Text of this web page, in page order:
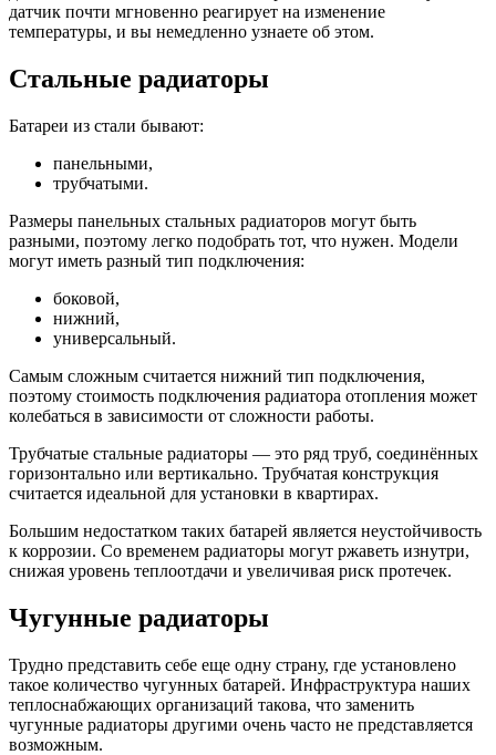
датчик почти мгновенно реагирует на изменение
температуры, и вы немедленно узнаете об этом.
Стальные радиаторы
Батареи из стали бывают:
панельными,
трубчатыми.
Размеры панельных стальных радиаторов могут быть
разными, поэтому легко подобрать тот, что нужен. Модели
могут иметь разный тип подключения:
боковой,
нижний,
универсальный.
Самым сложным считается нижний тип подключения,
поэтому стоимость подключения радиатора отопления может
колебаться в зависимости от сложности работы.
Трубчатые стальные радиаторы — это ряд труб, соединённых
горизонтально или вертикально. Трубчатая конструкция
считается идеальной для установки в квартирах.
Большим недостатком таких батарей является неустойчивость
к коррозии. Со временем радиаторы могут ржаветь изнутри,
снижая уровень теплоотдачи и увеличивая риск протечек.
Чугунные радиаторы
Трудно представить себе еще одну страну, где установлено
такое количество чугунных батарей. Инфраструктура наших
теплоснабжающих организаций такова, что заменить
чугунные радиаторы другими очень часто не представляется
возможным.